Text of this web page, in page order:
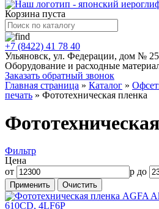
Корзина пуста
+7 (8422) 41 78 40
Ульяновск, ул. Федерации, дом №
Оборудование и расходные
Заказать обратный звонок
Главная страница » Каталог »
печать » Фототехническая пленка
Фильтр
Цена
от
р до